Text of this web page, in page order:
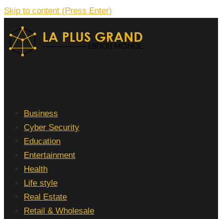
Skip to content (Press Enter)
Business
Cyber Security
Education
Entertainment
Health
Life style
Real Estate
Retail & Wholesale